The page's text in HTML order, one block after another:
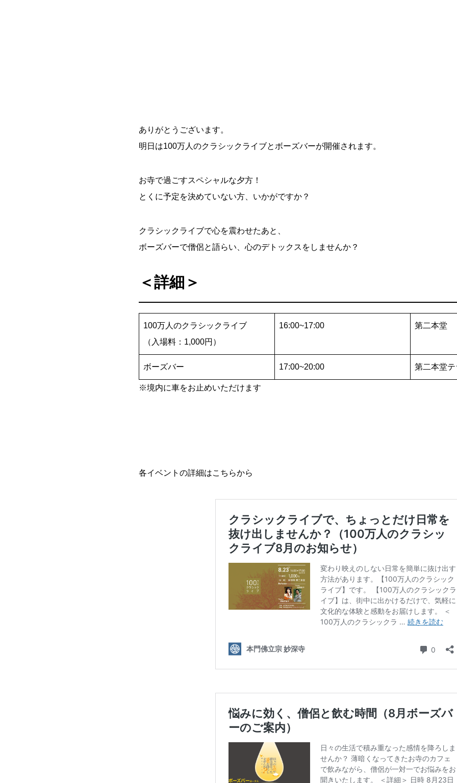
ありがとうございます。
明日は100万人のクラシックライブとボーズバーが開催されます。
お寺で過ごすスペシャルな夕方！
とくに予定を決めていない方、いかがですか？
クラシックライブで心を震わせたあと、
ボーズバーで僧侶と語らい、心のデトックスをしませんか？
＜詳細＞
100万人のクラシックライブ
（入場料：1,000円）
16:00~17:00 第二本堂
ボーズバー 17:00~20:00 第二本堂
※境内に車をお止めいただけます
各イベントの詳細はこちらから